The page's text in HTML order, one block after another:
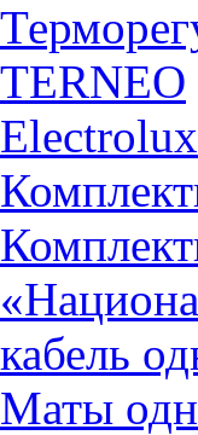
TERNEO
Electrolux
кабель
Маты